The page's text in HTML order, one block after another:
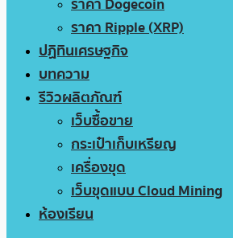
ราคา Ripple (XRP)
ปฏิทินเศรษฐกิจ
บทความ
รีวิวผลิตภัณฑ์
เว็บซื้อขาย
กระเป๋าเก็บเหรียญ
เครื่องขุด
เว็บขุดแบบ Cloud Mining
ห้องเรียน